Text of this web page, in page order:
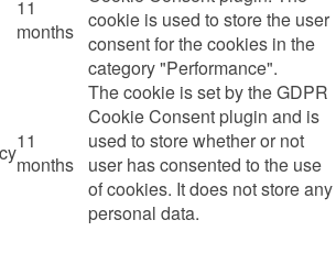
11
months cookie is used to store the user
consent for the cookies in the
category "Performance".
11
months
The cookie is set by the GDPR
Cookie Consent plugin and is
used to store whether or not
user has consented to the use
of cookies. It does not store any
personal data.